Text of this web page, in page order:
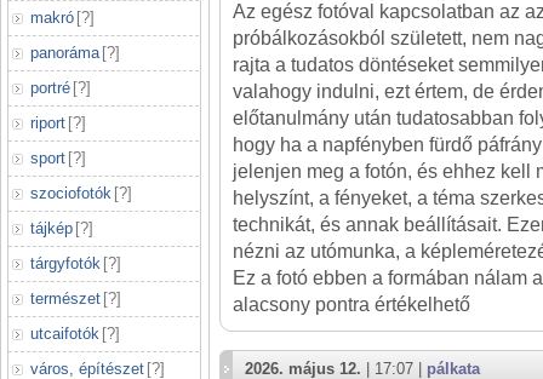
makró [?]
panoráma [?]
portré [?]
riport [?]
sport [?]
szociofotók [?]
tájkép [?]
tárgyfotók [?]
természet [?]
utcaifotók [?]
város, építészet [?]
Az egész fotóval kapcsolatban az
próbálkozásokból született, nem
rajta a tudatos döntéseket
valahogy indulni, ezt értem, de
előtanulmány után tudatosabban
hogy ha a napfényben fürdő
jelenjen meg a fotón, és ehhez kell
helyszínt, a fényeket, a téma
technikát, és annak beállításait.
nézni az utómunka, a
Ez a fotó ebben a formában nálam
alacsony pontra értékelhető
2026. május 12. | 17:07 | pálkata